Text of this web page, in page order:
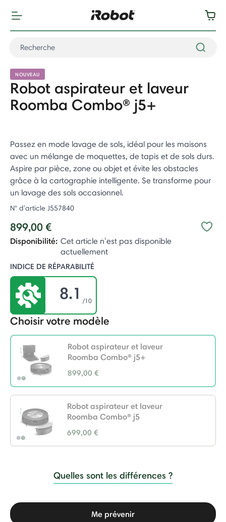
NOUVEAU
Robot aspirateur et laveur
Roomba Combo® j5+
Passez en mode lavage de sols, idéal pour les maisons
avec un mélange de moquettes, de tapis et de sols durs.
Aspire par pièce, zone ou objet et évite les obstacles
grâce à la cartographie intelligente. Se transforme pour
un lavage des sols occasionnel. ​
N° d’article J557840
899,00 €
Disponibilité: Cet article n’est pas disponible
actuellement
INDICE DE RÉPARABILITÉ
8.1 /10
Choisir votre modèle
Robot aspirateur et laveur
Roomba Combo® j5+
899,00 €
selected
Robot aspirateur et laveur
Roomba Combo® j5
699,00 €
Quelles sont les différences ?
Me prévenir